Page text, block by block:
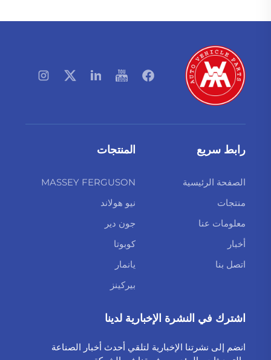
رابط سريع
الصفحة الرئيسية
منتجات
معلومات عنا
أخبار
اتصل بنا
المنتجات
MASSEY FERGUSON
نيو هولاند
جون دير
كوبوتا
يانمار
بيركينز
اشترك في النشرة الإخبارية لدينا
انضم إلى نشرتنا الإخبارية لتلقي أحدث أخبار الصناعة